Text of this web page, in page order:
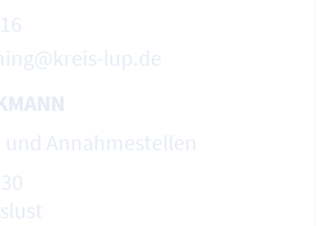
lup.de
Annahmestellen